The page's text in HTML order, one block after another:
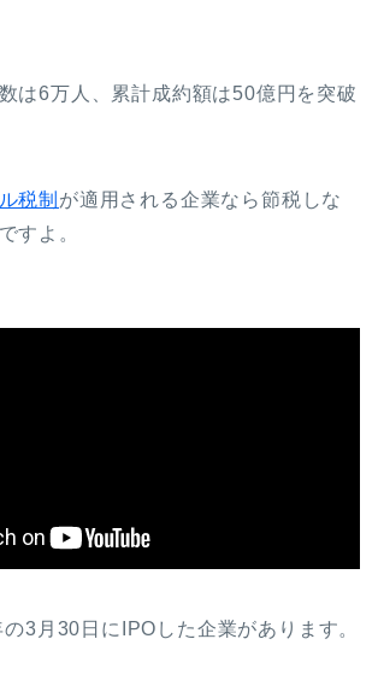
は6万人、累計成約額は50億円を突破
税制 が適用される企業なら節税しな
すよ。
3月30日にIPOした企業があります。